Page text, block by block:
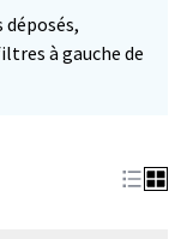
à gauche de